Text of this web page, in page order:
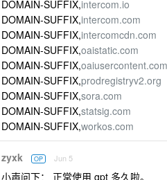
DOMAIN-SUFFIX,intercom.io
DOMAIN-SUFFIX,intercom.com
DOMAIN-SUFFIX,intercomcdn.com
DOMAIN-SUFFIX,oaistatic.com
DOMAIN-SUFFIX,oaiusercontent.com
DOMAIN-SUFFIX,prodregistryv2.org
DOMAIN-SUFFIX,sora.com
DOMAIN-SUFFIX,statsig.com
DOMAIN-SUFFIX,workos.com
zyxk OP Jun 5
小声问下： 正常使用 gpt 多久啦。